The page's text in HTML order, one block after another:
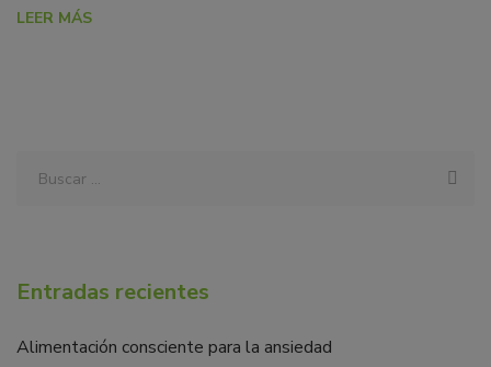
LEER MÁS
Entradas recientes
Alimentación consciente para la ansiedad